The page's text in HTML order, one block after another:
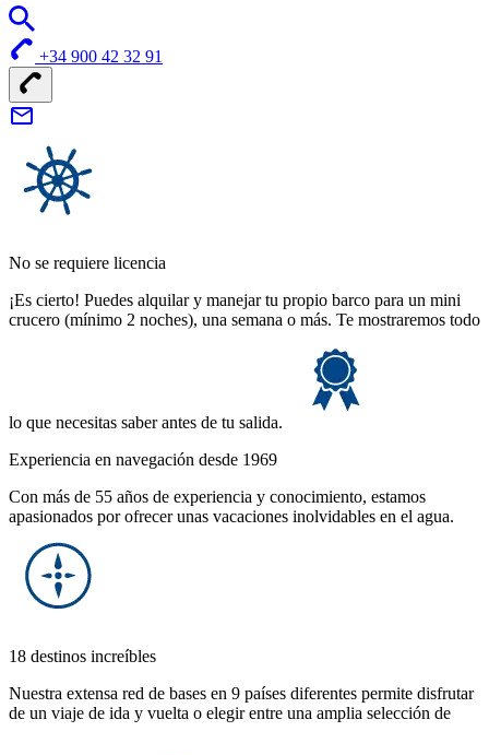
+34 900 42 32 91
No se requiere licencia
¡Es cierto! Puedes alquilar y manejar tu propio barco para un mini
crucero (mínimo 2 noches), una semana o más. Te mostraremos todo
lo que necesitas saber antes de tu salida.
Experiencia en navegación desde 1969
Con más de 55 años de experiencia y conocimiento, estamos
apasionados por ofrecer unas vacaciones inolvidables en el agua.
18 destinos increíbles
Nuestra extensa red de bases en 9 países diferentes permite disfrutar
de un viaje de ida y vuelta o elegir entre una amplia selección de